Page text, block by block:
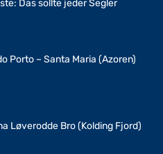
Das sollte jeder Segler
Porto – Santa Maria (Azoren)
Løverodde Bro (Kolding Fjord)